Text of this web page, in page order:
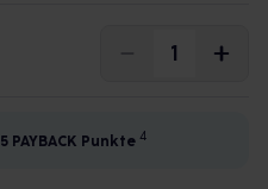
5 PAYBACK Punkte 4